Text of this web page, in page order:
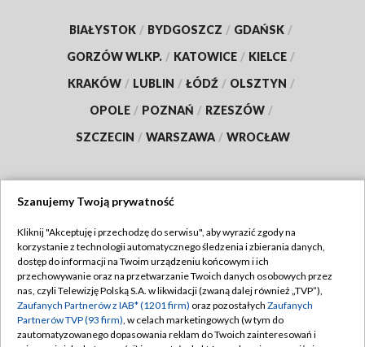
BIAŁYSTOK / BYDGOSZCZ / GDAŃSK /
GORZÓW WLKP. / KATOWICE / KIELCE /
KRAKÓW / LUBLIN / ŁÓDŹ / OLSZTYN /
OPOLE / POZNAŃ / RZESZÓW /
SZCZECIN / WARSZAWA / WROCŁAW
TVP
Abonament TVP
Emisja w TVP
Centrum informacji TVP
Regulamin TVP
Polityka prywatności
Moje zgody
Szanujemy Twoją prywatność
Kliknij "Akceptuję i przechodzę do serwisu", aby wyrazić zgody na
korzystanie z technologii automatycznego śledzenia i zbierania danych,
dostęp do informacji na Twoim urządzeniu końcowym i ich
przechowywanie oraz na przetwarzanie Twoich danych osobowych przez
nas, czyli Telewizję Polską S.A. w likwidacji (zwaną dalej również „TVP”),
Zaufanych Partnerów z IAB* (1201 firm) oraz pozostałych Zaufanych
Partnerów TVP (93 firm), w celach marketingowych (w tym do
zautomatyzowanego dopasowania reklam do Twoich zainteresowań i